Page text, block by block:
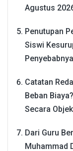
Agustus
Penutupan
Siswi
Penyebabnya
Catatan
Beban
Secara
Dari Guru
Muhammad